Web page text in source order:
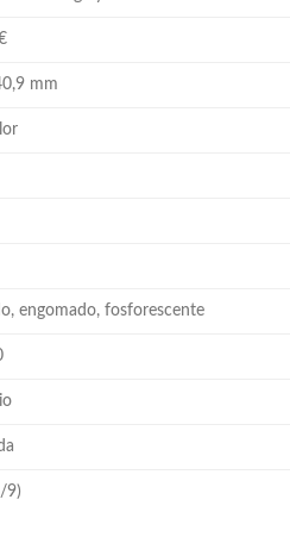
mm
engomado, fosforescente
9)